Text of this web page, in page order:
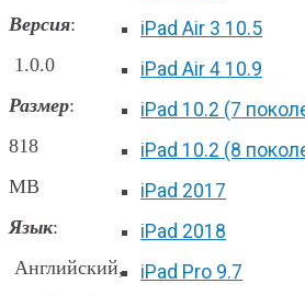
iPad Air 3 10.5
iPad Air 4 10.9
iPad 10.2 (7
iPad 10.2 (8
iPad 2017
iPad 2018
iPad Pro 9.7
Версия:
1.0.0
Размер:
818
MB
Язык:
Английский,